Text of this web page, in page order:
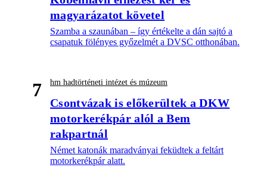
magyarázatot követel
Szamba a szaunában – így értékelte a dán sajtó a
csapatuk fölényes győzelmét a DVSC otthonában.
7 hm hadtörténeti intézet és múzeum
Csontvázak is előkerültek a DKW
motorkerékpár alól a Bem
rakpartnál
Német katonák maradványai feküdtek a feltárt
motorkerékpár alatt.